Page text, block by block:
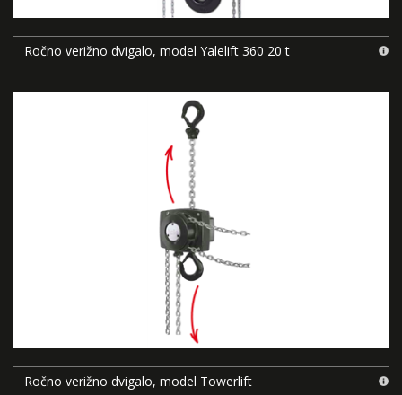
Ročno verižno dvigalo, model Yalelift 360 20 t
Ročno verižno dvigalo, model Towerlift